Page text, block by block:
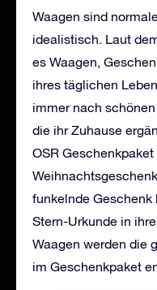
Waagen sind
idealistisch. Laut
es Waagen,
ihres täglichen
immer nach
die ihr Zuhause
OSR
funkelnde
Stern-Urkunde in
Waagen werden die
im Geschenkpaket